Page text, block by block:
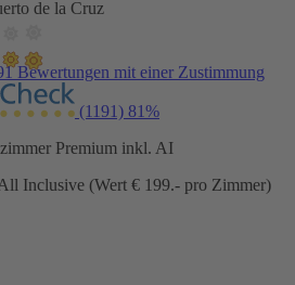
de la Cruz
Bewertungen mit einer Zustimmung
(1191) 81%
Premium inkl. AI
Inclusive (Wert € 199.- pro Zimmer)